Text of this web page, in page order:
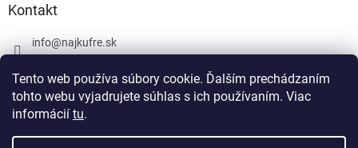
Tento web používa súbory cookie. Ďalším prechádzaním
tohto webu vyjadrujete súhlas s ich používaním. Viac
informácií tu.
Kontakt
info@najkufre.sk
Facebook